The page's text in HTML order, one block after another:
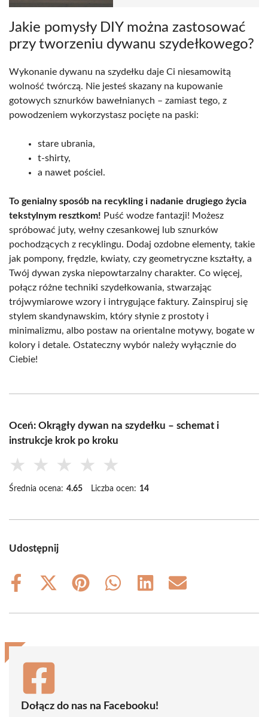
Jakie pomysły DIY można zastosować
przy tworzeniu dywanu szydełkowego?
Wykonanie dywanu na szydełku daje Ci niesamowitą
wolność twórczą. Nie jesteś skazany na kupowanie
gotowych sznurków bawełnianych – zamiast tego, z
powodzeniem wykorzystasz pocięte na paski:
stare ubrania,
t-shirty,
a nawet pościel.
To genialny sposób na recykling i nadanie drugiego życia
tekstylnym resztkom! Puść wodze fantazji! Możesz
spróbować juty, wełny czesankowej lub sznurków
pochodzących z recyklingu. Dodaj ozdobne elementy, takie
jak pompony, frędzle, kwiaty, czy geometryczne kształty, a
Twój dywan zyska niepowtarzalny charakter. Co więcej,
połącz różne techniki szydełkowania, stwarzając
trójwymiarowe wzory i intrygujące faktury. Zainspiruj się
stylem skandynawskim, który słynie z prostoty i
minimalizmu, albo postaw na orientalne motywy, bogate w
kolory i detale. Ostateczny wybór należy wyłącznie do
Ciebie!
Oceń: Okrągły dywan na szydełku – schemat i
instrukcje krok po kroku
★ ★ ★ ★ ★
Średnia ocena: 4.65 Liczba ocen: 14
Udostępnij
Share
Share
(Twitter)
Share
Share
Share
Share
Dołącz do nas na Facebooku!